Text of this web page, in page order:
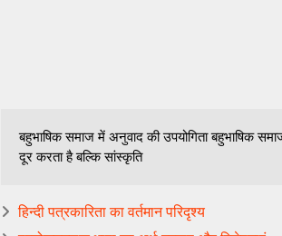
बहुभाषिक समाज में अनुवाद की उपयोगिता बहुभाषिक
दूर करता है बल्कि सांस्कृति
हिन्दी पत्रकारिता का वर्तमान परिदृश्य